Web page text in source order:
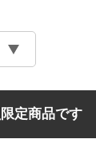
定商品です